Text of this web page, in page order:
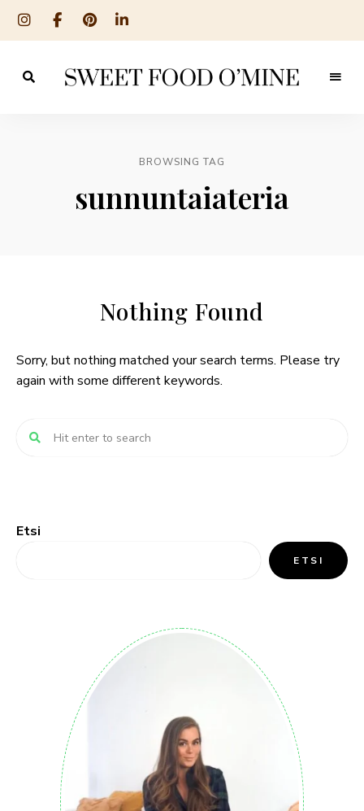
´Mine
BROWSING TAG
sunnuntaiateria
Nothing Found
Sorry, but nothing matched your search terms. Please try
again with some different keywords.
Etsi
ETSI